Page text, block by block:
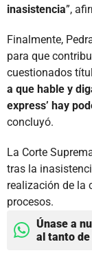
inasistencia”,
Finalmente,
para que
cuestionados
a que hable y
express’ hay
concluyó.
La Corte
tras la
realización de la
procesos.
Únase a
al tanto